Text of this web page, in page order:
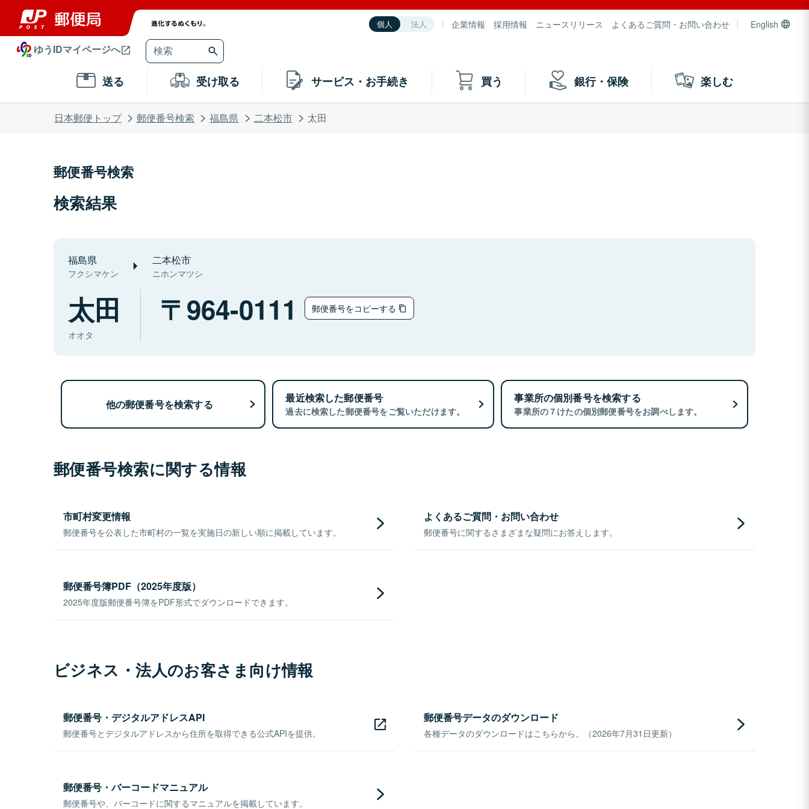
個人 法人 企業情報 採用情報 ニュースリリース よくあるご質問・お問い合わせ English
ゆうIDマイページへ
送る 受け取る サービス・お手続き 買う 銀行・保険 楽しむ
日本郵便トップ 郵便番号検索 福島県 二本松市 太田
郵便番号検索
検索結果
福島県
フクシマケン
二本松市
ニホンマツシ
太田
オオタ
964-0111 郵便番号をコピーする
他の郵便番号を検索する 最近検索した郵便番号
過去に検索した郵便番号をご覧いただけます。
事業所の個別番号を検索する
事業所の７けたの個別郵便番号をお調べします。
郵便番号検索に関する情報
市町村変更情報
郵便番号を公表した市町村の一覧を実施日の新しい順に掲載しています。
よくあるご質問・お問い合わせ
郵便番号に関するさまざまな疑問にお答えします。
郵便番号簿PDF（2025年度版）
2025年度版郵便番号簿をPDF形式でダウンロードできます。
ビジネス・法人のお客さま向け情報
郵便番号・デジタルアドレスAPI
郵便番号とデジタルアドレスから住所を取得できる公式APIを提供。
郵便番号データのダウンロード
各種データのダウンロードはこちらから。（2026年7月31日更新）
郵便番号・バーコードマニュアル
郵便番号や、バーコードに関するマニュアルを掲載しています。